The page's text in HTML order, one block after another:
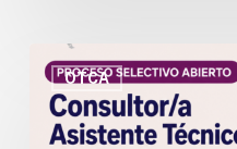
OTCA
OTCA
abre
convocatoria
para